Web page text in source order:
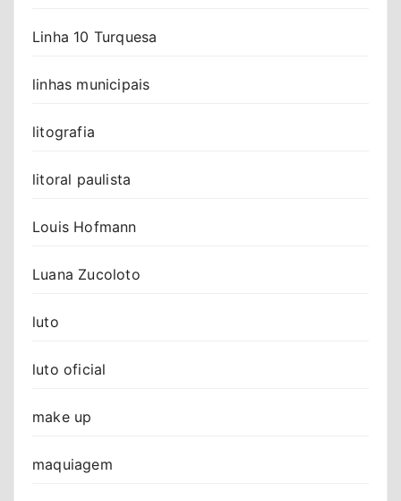
Linha 10 Turquesa
linhas municipais
litografia
litoral paulista
Louis Hofmann
Luana Zucoloto
luto
luto oficial
make up
maquiagem